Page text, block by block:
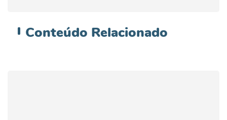
Conteúdo Relacionado